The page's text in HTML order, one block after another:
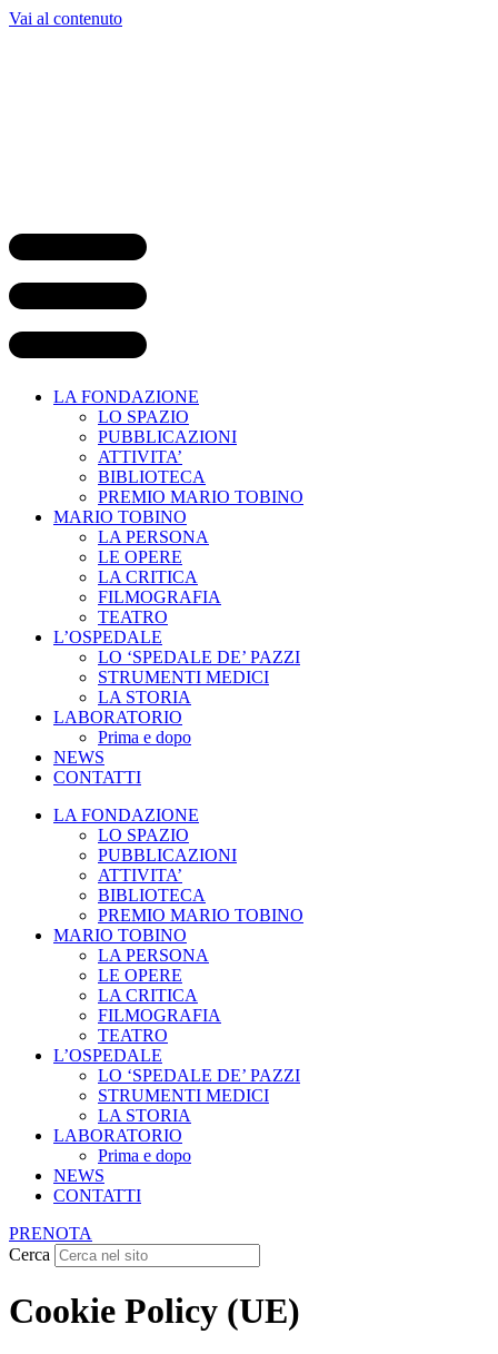
Vai al contenuto
LA FONDAZIONE
LO SPAZIO
PUBBLICAZIONI
ATTIVITA’
BIBLIOTECA
PREMIO MARIO TOBINO
MARIO TOBINO
LA PERSONA
LE OPERE
LA CRITICA
FILMOGRAFIA
TEATRO
L’OSPEDALE
LO ‘SPEDALE DE’ PAZZI
STRUMENTI MEDICI
LA STORIA
LABORATORIO
Prima e dopo
NEWS
CONTATTI
LA FONDAZIONE
LO SPAZIO
PUBBLICAZIONI
ATTIVITA’
BIBLIOTECA
PREMIO MARIO TOBINO
MARIO TOBINO
LA PERSONA
LE OPERE
LA CRITICA
FILMOGRAFIA
TEATRO
L’OSPEDALE
LO ‘SPEDALE DE’ PAZZI
STRUMENTI MEDICI
LA STORIA
LABORATORIO
Prima e dopo
NEWS
CONTATTI
PRENOTA
Cerca
Cookie Policy (UE)